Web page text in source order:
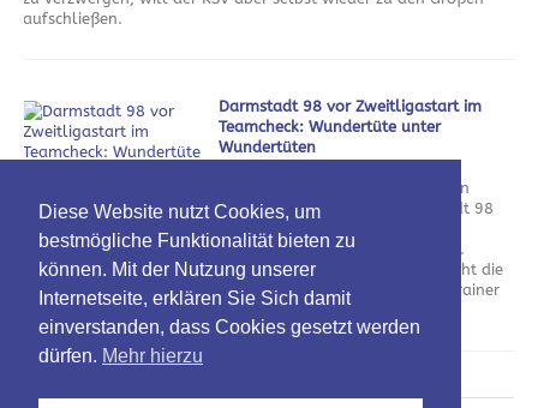
aufschließen.
Darmstadt 98 vor Zweitligastart im
Teamcheck: Wundertüte unter
Wundertüten
Nach dem Verlust der kompletten
Offensivabteilung will Darmstadt 98
mit neuem Personal an die
vergangenen Erfolge anknüpfen.
Neben spannenden Zugängen ruht die
Hoffnung dabei vor allem auf Trainer
Florian Kohfeldt.
Diese Website nutzt Cookies, um
bestmögliche Funktionalität bieten zu
können. Mit der Nutzung unserer
Internetseite, erklären Sie Sich damit
einverstanden, dass Cookies gesetzt werden
dürfen. Mehr hierzu